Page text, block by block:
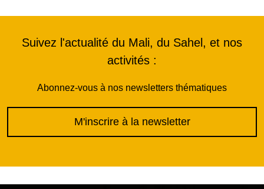
Suivez l'actualité du Mali, du Sahel, et nos
activités :
Abonnez-vous à nos newsletters thématiques
M'inscrire à la newsletter